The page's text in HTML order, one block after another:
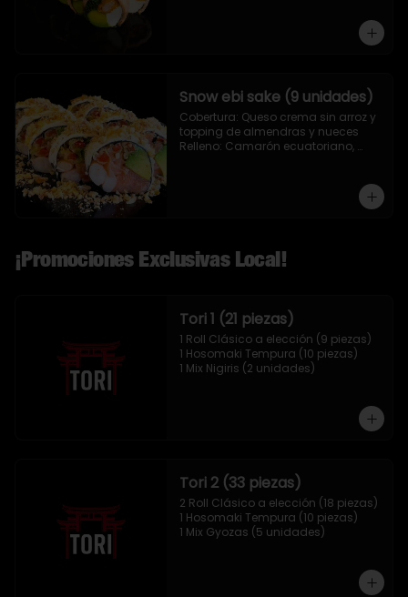
Snow ebi sake (9 unidades)
Cobertura: Queso crema sin arroz y
topping de almendras y nueces
Relleno: Camarón ecuatoriano,
¡Promociones Exclusivas Local!
Tori 1 (21 piezas)
1 Roll Clásico a elección (9 piezas)
1 Hosomaki Tempura (10 piezas)
1 Mix Nigiris (2 unidades)
Tori 2 (33 piezas)
2 Roll Clásico a elección (18 piezas)
1 Hosomaki Tempura (10 piezas)
1 Mix Gyozas (5 unidades)